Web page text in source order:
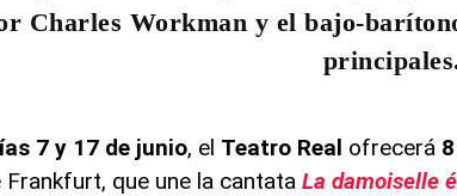
Charles Workman y el bajo-
7 y 17 de junio, el Teatro Real ofrecerá
Frankfurt, que une la cantataLa damoiselle